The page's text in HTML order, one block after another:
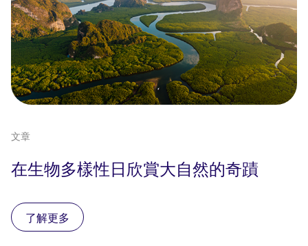
文章
在生物多樣性日欣賞大自然的奇蹟
了解更多